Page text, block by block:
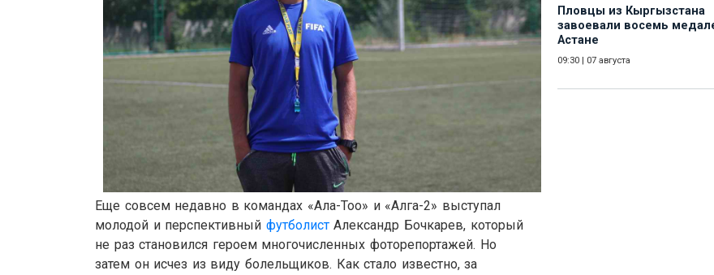
Пловцы из Кыргызстана
завоевали восемь
Астане
09:30 07 августа
Еще совсем недавно в командах «Ала-Тоо» и «Алга-2» выступал
молодой и перспективный футболистАлександр Бочкарев, который
не раз становился героем многочисленных фоторепортажей. Но
затем он исчез из виду болельщиков. Как стало известно, за